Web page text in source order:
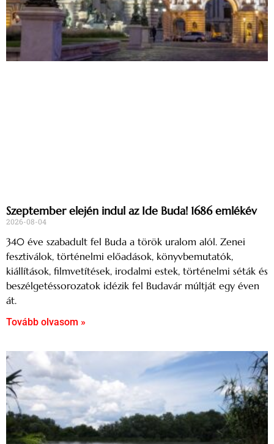
Szeptember elején indul az Ide Buda! 1686 emlékév
2026-08-04
340 éve szabadult fel Buda a török uralom alól. Zenei
fesztiválok, történelmi előadások, könyvbemutatók,
kiállítások, filmvetítések, irodalmi estek, történelmi séták és
beszélgetéssorozatok idézik fel Budavár múltját egy éven
át.
Tovább olvasom »